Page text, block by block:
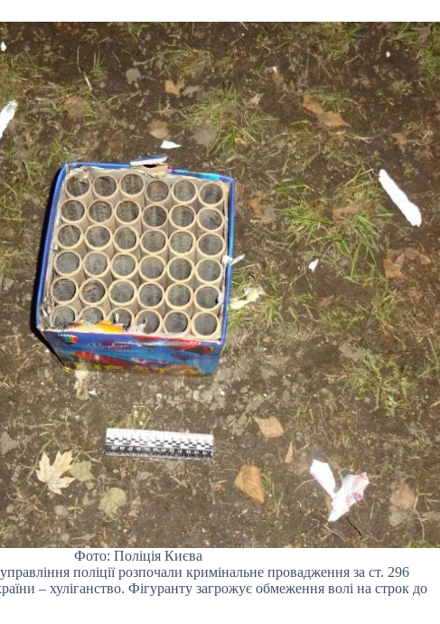
Фото: Поліція Києва
поліції розпочали кримінальне провадження за ст. 296
– хуліганство. Фігуранту загрожує обмеження волі на строк до